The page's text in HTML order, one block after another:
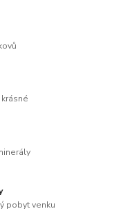
pobyt venku